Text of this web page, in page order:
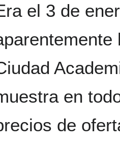
el 3 de
en
de